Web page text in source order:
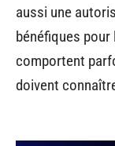
aussi une
bénéfiques pour
comportent
doivent